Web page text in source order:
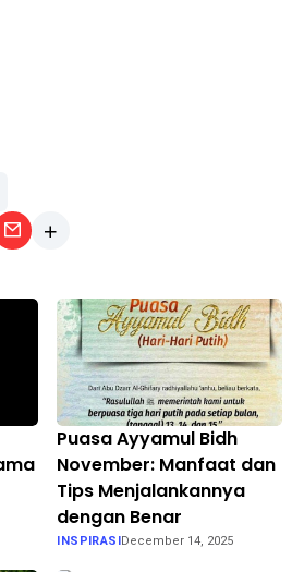
Puasa Ayyamul Bidh
November: Manfaat dan
Tips Menjalankannya
dengan Benar
INSPIRASIDecember 14, 2025